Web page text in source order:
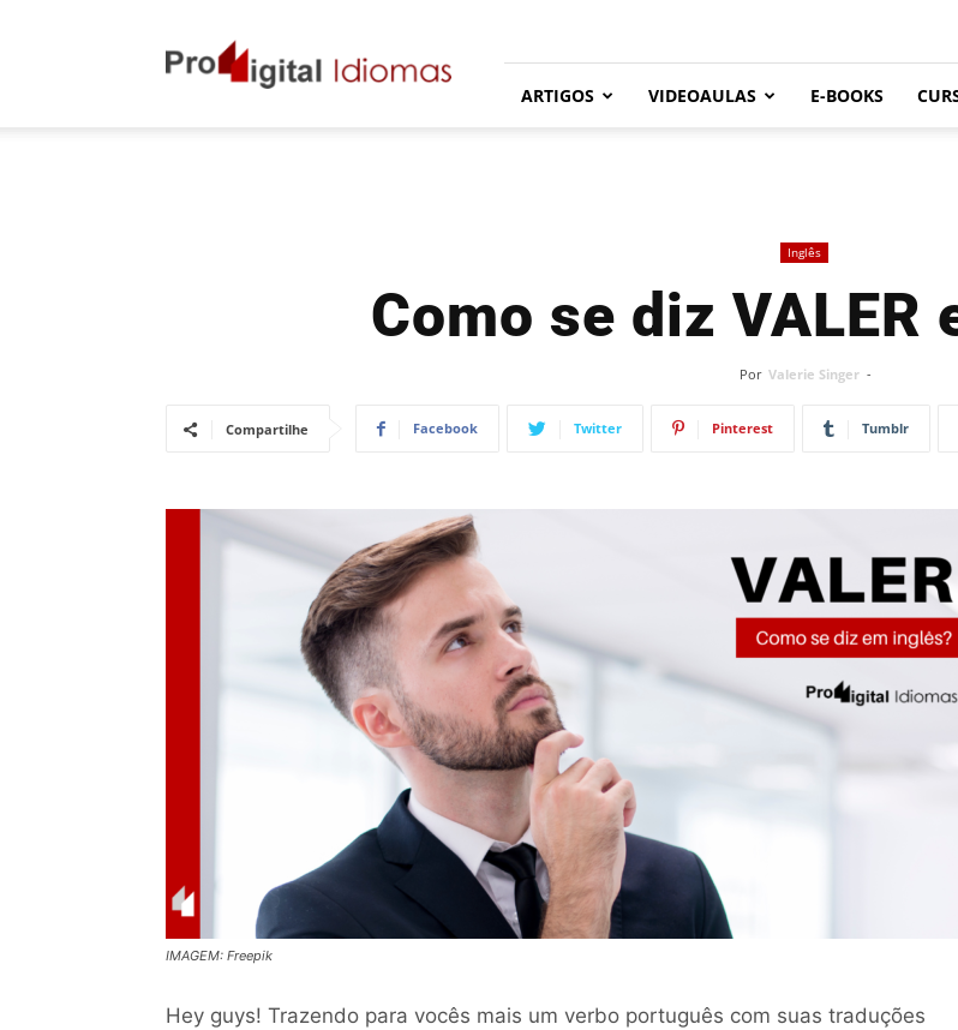
ARTIGOS VIDEOAULAS E-BOOKS
Inglês
Como se diz VALER
Por Valerie Singer -
Compartilhe Facebook Twitter Pinterest Tumblr
IMAGEM: Freepik
Hey guys! Trazendo para vocês mais um verbo português com suas traduções